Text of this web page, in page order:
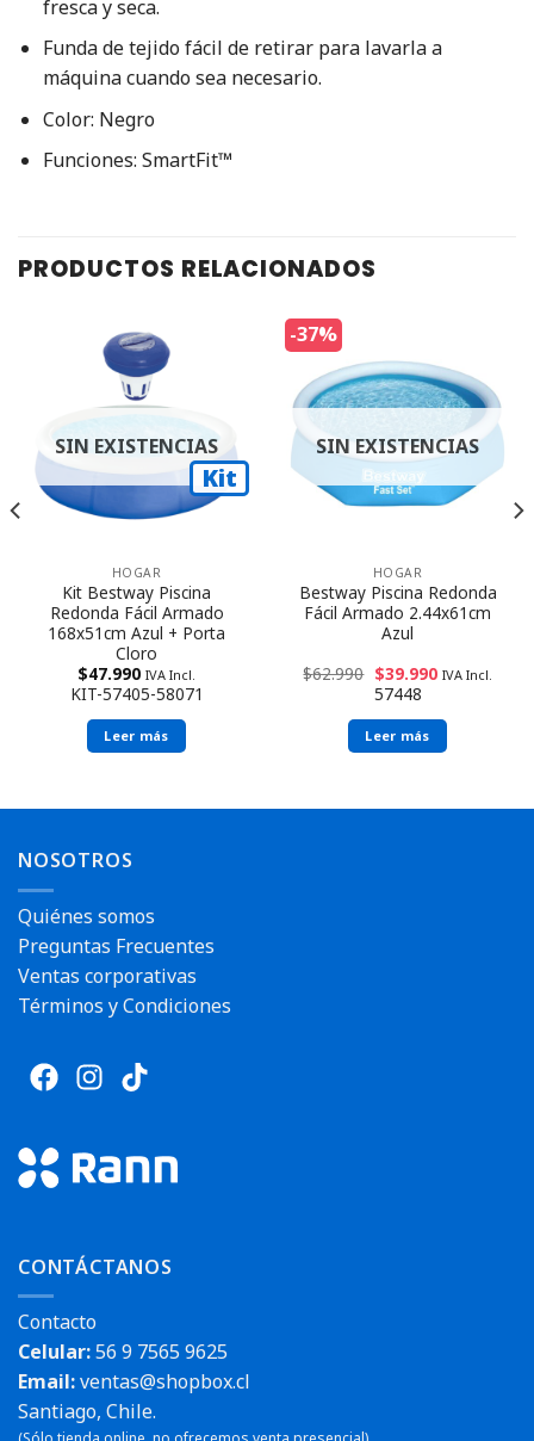
fresca y seca.
Funda de tejido fácil de retirar para lavarla a
máquina cuando sea necesario.
Color: Negro
Funciones: SmartFit™
PRODUCTOS RELACIONADOS
Kit
SIN EXISTENCIAS
HOGAR
Kit Bestway Piscina
Redonda Fácil Armado
168x51cm Azul + Porta
Cloro
$47.990 IVA Incl.
KIT-57405-58071
Leer más
-37%
SIN EXISTENCIAS
HOGAR
Bestway Piscina Redonda
Fácil Armado 2.44x61cm
Azul
$62.990 $39.990 IVA Incl.
57448
Leer más
NOSOTROS
Quiénes somos
Preguntas Frecuentes
Ventas corporativas
Términos y Condiciones
CONTÁCTANOS
Contacto
Celular:56 9 7565 9625
Email:ventas@shopbox.cl
Santiago, Chile.